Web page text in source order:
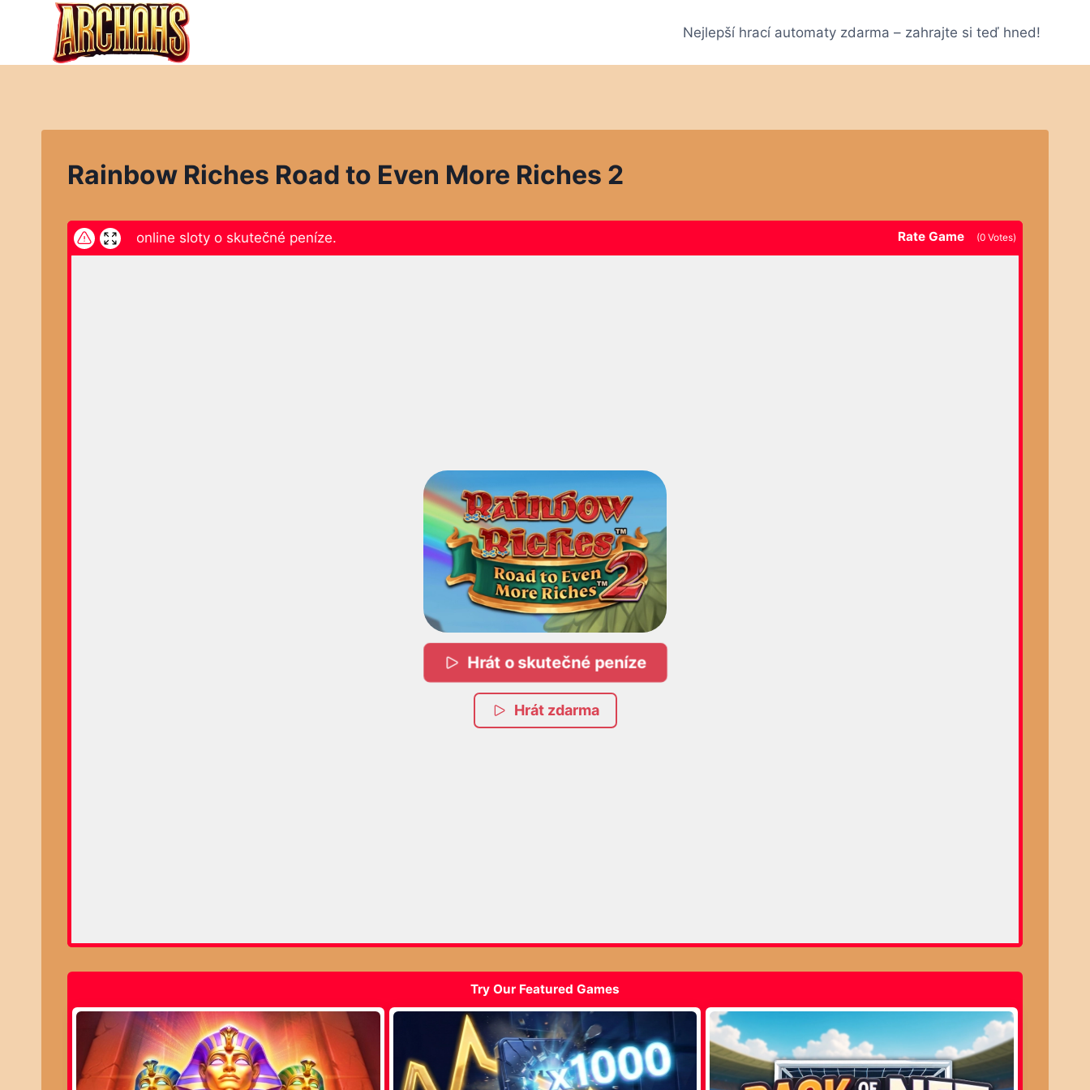
Přeskočit
Nejlepší hrací automaty zdarma – zahrajte si teď hned!
Rainbow Riches Road to Even More Riches 2
zde a hrajte online sloty o skutečné peníze. Rate Game (0 Votes)
Hrát o skutečné peníze
Hrát zdarma
Try Our Featured Games